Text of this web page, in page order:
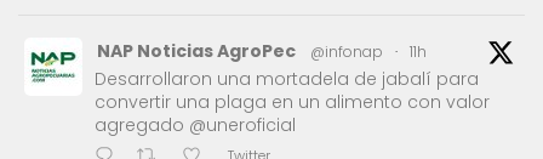
NAP Noticias AgroPec @infonap · 11h
Desarrollaron una mortadela de jabalí para
convertir una plaga en un alimento con valor
agregado @uneroficial
Twitter